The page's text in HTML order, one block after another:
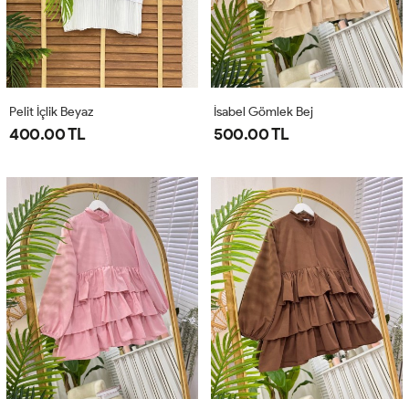
Pelit İçlik Beyaz
400.00 TL
İsabel Gömlek Bej
500.00 TL